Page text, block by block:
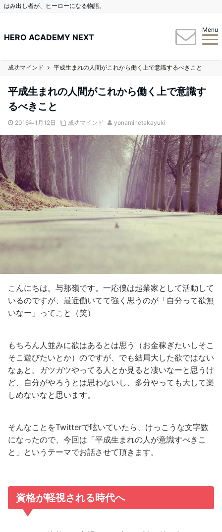
はみ出し者が、ヒーローになる物語。
HERO ACADEMY NEXT
Menu
成功マインド 平成生まれの人間がこれから働く上で意識するべきこと
平成生まれの人間がこれから働く上で意識す
るべきこと
2016年1月12日 成功マインド yonaminetakayuki
こんにちは。与那嶺です。一応僕は起業家として活動して
いるのですが、最近働いてて強く思うのが「自分って欲無
いなー」ってこと（笑）
もちろん人並みに欲はあるとは思う（お金稼ぎたいしそこ
そこ遊びたいとか）のですが、でも結局大した欲ではない
なぁと。ガツガツやってる人とか見ると凄いなーと思うけ
ど、自分がやろうとは思わないし、多分やっても大して楽
しめないなと思います。
そんなことをTwitterで呟いていたら、けっこうな文字数
になったので、今回は「平成生まれの人が意識すべきこ
と」というテーマでお話させて頂きます。
資格が軽視される時代へ